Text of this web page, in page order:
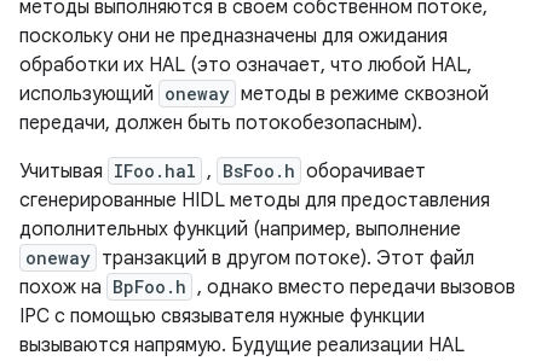
методы выполняются в своем собственном потоке,
поскольку они не предназначены для ожидания
обработки их HAL (это означает, что любой HAL,
использующий oneway методы в режиме сквозной
передачи, должен быть потокобезопасным).
Учитывая IFoo.hal , BsFoo.h оборачивает
сгенерированные HIDL методы для предоставления
дополнительных функций (например, выполнение
oneway транзакций в другом потоке). Этот файл
похож на BpFoo.h , однако вместо передачи вызовов
IPC с помощью связывателя нужные функции
вызываются напрямую. Будущие реализации HAL